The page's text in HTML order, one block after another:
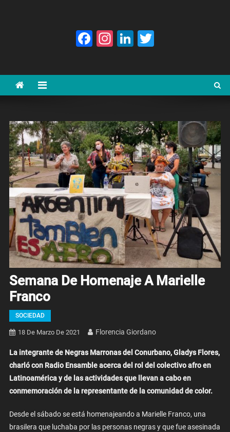
Facebook
Instagram
LinkedIn
Semana De Homenaje A Marielle
Franco
SOCIEDAD
18 De Marzo De 2021 Florencia Giordano
La integrante de Negras Marronas del Conurbano, Gladys Flores,
charló con Radio Ensamble acerca del rol del colectivo afro en
Latinoamérica y de las actividades que llevan a cabo en
conmemoración de la representante de la comunidad de color.
Desde el sábado se está homenajeando a Marielle Franco, una
brasilera que luchaba por las personas negras y que fue asesinada